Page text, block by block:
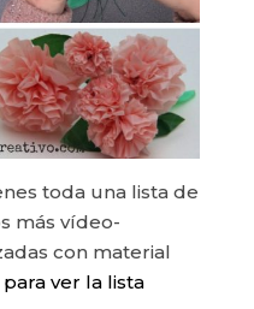
toda una lista de
más vídeo-
con material
ver la lista